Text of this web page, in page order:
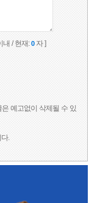
내 / 현재:0자 ]
예고없이 삭제될 수 있
.